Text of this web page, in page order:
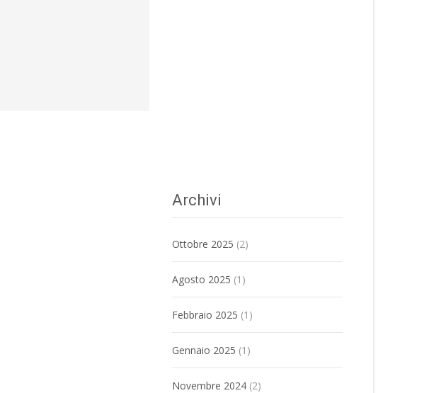
Archivi
Ottobre 2025 (2)
Agosto 2025 (1)
Febbraio 2025 (1)
Gennaio 2025 (1)
Novembre 2024 (2)